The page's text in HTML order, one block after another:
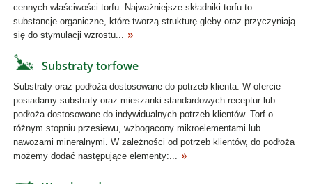
cennych właściwości torfu. Najważniejsze składniki torfu to
substancje organiczne, które tworzą strukturę gleby oraz przyczyniają
się do stymulacji wzrostu...
Substraty torfowe
Substraty oraz podłoża dostosowane do potrzeb klienta. W ofercie
posiadamy substraty oraz mieszanki standardowych receptur lub
podłoża dostosowane do indywidualnych potrzeb klientów. Torf o
różnym stopniu przesiewu, wzbogacony mikroelementami lub
nawozami mineralnymi. W zależności od potrzeb klientów, do podłoża
możemy dodać następujące elementy:...